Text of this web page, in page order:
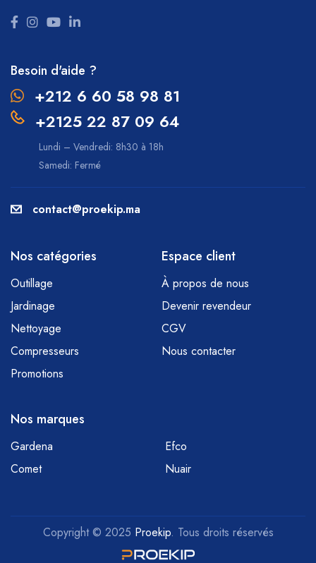
Besoin d'aide ?
+212 6 60 58 98 81
+2125 22 87 09 64
Lundi – Vendredi: 8h30 à 18h
Samedi: Fermé
contact@proekip.ma
Nos catégories
Outillage
Jardinage
Nettoyage
Compresseurs
Promotions
Espace client
À propos de nous
Devenir revendeur
CGV
Nous contacter
Nos marques
Gardena
Efco
Comet
Nuair
Copyright © 2025 Proekip. Tous droits réservés